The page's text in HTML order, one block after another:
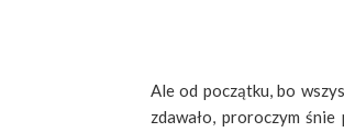
Ale od początku, bo
zdawało, proroczym